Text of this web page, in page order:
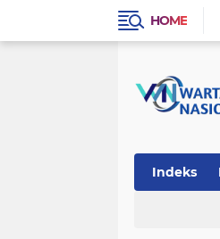
HOME
Indeks